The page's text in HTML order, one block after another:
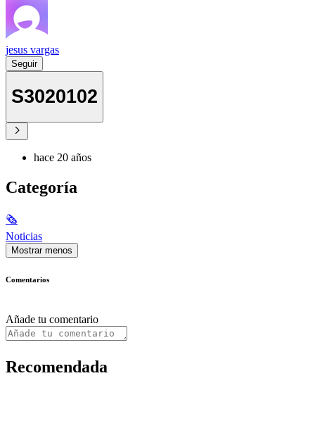
jesus vargas
Seguir
S3020102
hace 20 años
Categoría
🗞
Noticias
Mostrar menos
Comentarios
Añade tu comentario
Recomendada